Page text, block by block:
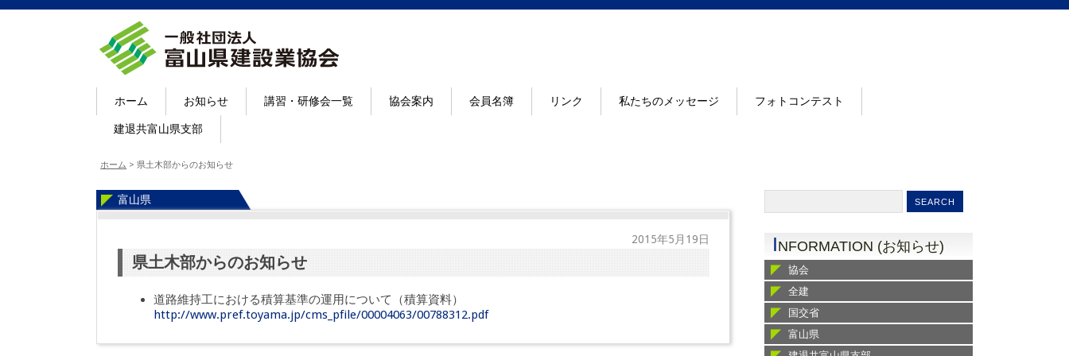
ホーム お知らせ 講習・研修会一覧 協会案内 会員名簿 リンク 私たちのメッセージ フォトコンテスト
建退共富山県支部
ホーム > 県土木部からのお知らせ
富山県
2015年5月19日
県土木部からのお知らせ
道路維持工における積算基準の運用について（積算資料）
http://www.pref.toyama.jp/cms_pfile/00004063/00788312.pdf
INFORMATION (お知らせ)
協会
全建
国交省
富山県